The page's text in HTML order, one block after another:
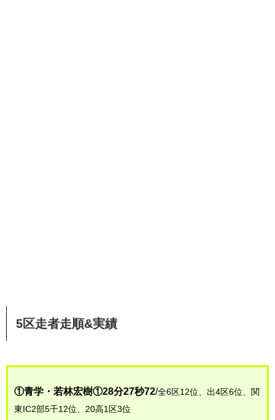
5区走者走順&実績
①青学・若林宏樹①28分27秒72/全6区12位、出4区6位、関
東IC2部5千12位、20高1区3位